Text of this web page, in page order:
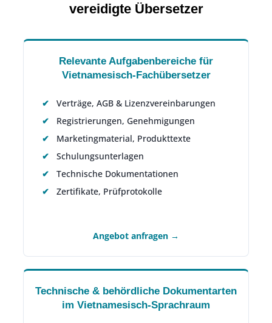
vereidigte Übersetzer
Relevante Aufgabenbereiche für
Vietnamesisch-Fachübersetzer
Verträge, AGB & Lizenzvereinbarungen
Registrierungen, Genehmigungen
Marketingmaterial, Produkttexte
Schulungsunterlagen
Technische Dokumentationen
Zertifikate, Prüfprotokolle
Angebot anfragen →
Technische & behördliche Dokumentarten
im Vietnamesisch-Sprachraum